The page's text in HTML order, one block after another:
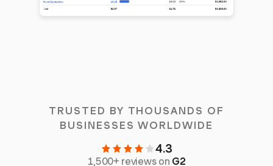
TRUSTED BY THOUSANDS OF
BUSINESSES WORLDWIDE
4.3
1,500+ reviews on G2